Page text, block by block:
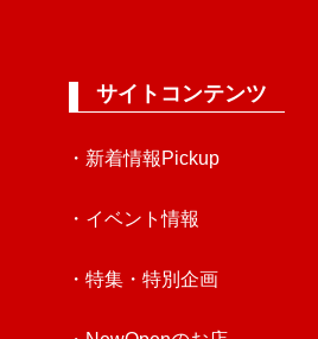
サイトコンテンツ
・新着情報Pickup
・イベント情報
・特集・特別企画